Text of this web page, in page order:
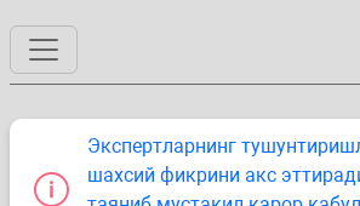
Экспертларнинг
шахсий фикрини акс